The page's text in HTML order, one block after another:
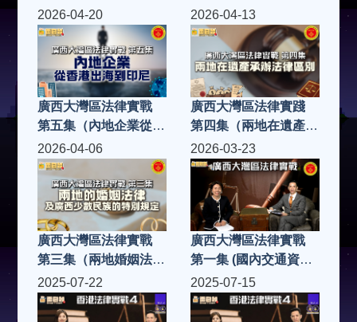
稅收制度和政策上的主
要區別）
差異化）
2026-04-20
廣西大灣區法律實戰
第五集（內地企業從香
港出海到印尼）
2026-04-13
廣西大灣區法律實踐
第四集（兩地在遺產承
辦法律區別）
2026-04-06
廣西大灣區法律實戰
第三集（兩地婚姻法
律）
2026-03-23
廣西大灣區法律實戰
第一集 (國內交通資訊
及守則）
2025-07-22 2025-07-15